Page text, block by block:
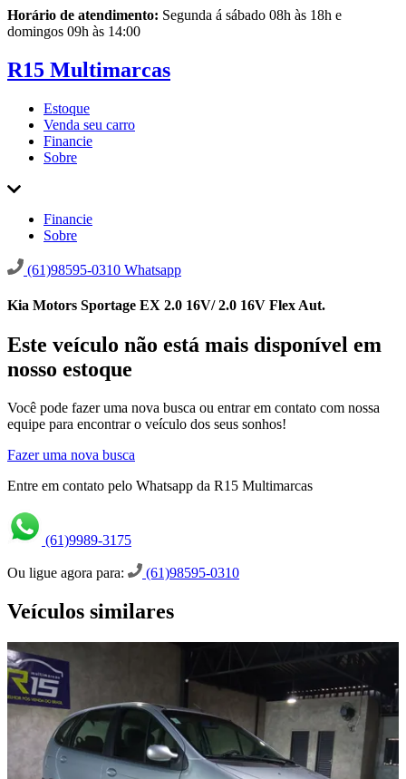
Horário de atendimento: Segunda á sábado 08h às 18h e
domingos 09h às 14:00
R15 Multimarcas
Estoque
Venda seu carro
Financie
Sobre
Financie
Sobre
(61)98595-0310 Whatsapp
Kia Motors Sportage EX 2.0 16V/ 2.0 16V Flex Aut.
Este veículo não está mais disponível em
nosso estoque
Você pode fazer uma nova busca ou entrar em contato com nossa
equipe para encontrar o veículo dos seus sonhos!
Fazer uma nova busca
Entre em contato pelo Whatsapp da R15 Multimarcas
(61)9989-3175
Ou ligue agora para: (61)98595-0310
Veículos similares